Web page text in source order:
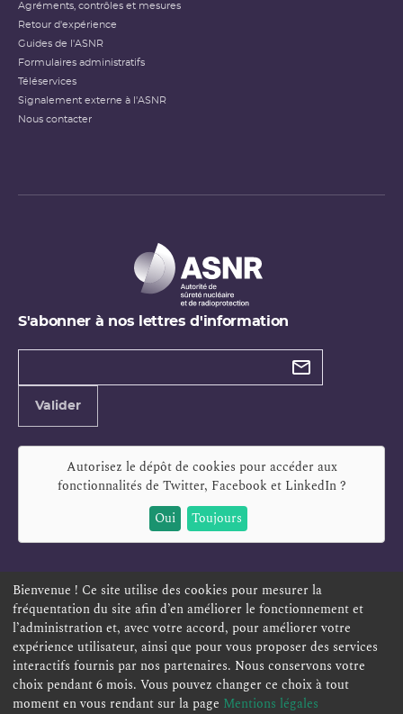
Agréments, contrôles et mesures
Retour d'expérience
Guides de l'ASNR
Formulaires administratifs
Téléservices
Signalement externe à l'ASNR
Nous contacter
S'abonner à nos lettres d'information
Types de
Valider
Autorisez le dépôt de cookies pour accéder aux
fonctionnalités de Twitter, Facebook et LinkedIn?
Oui
Toujours
ESPACE PERSONNEL OFFRES D'EMPLOI SIGNALEMENT
TÉLÉSERVICES PLAN DU SITE
ACCESSIBILITÉ POLITIQUE DE CONFIDENTIALITÉ
MENTIONS LÉGALES CONTACT
Bienvenue ! Ce site utilise des cookies pour mesurer la
fréquentation du site afin d’en améliorer le fonctionnement et
l’administration et, avec votre accord, pour améliorer votre
expérience utilisateur, ainsi que pour vous proposer des services
interactifs fournis par nos partenaires. Nous conservons votre
choix pendant 6 mois. Vous pouvez changer ce choix à tout
moment en vous rendant sur la page Mentions légales